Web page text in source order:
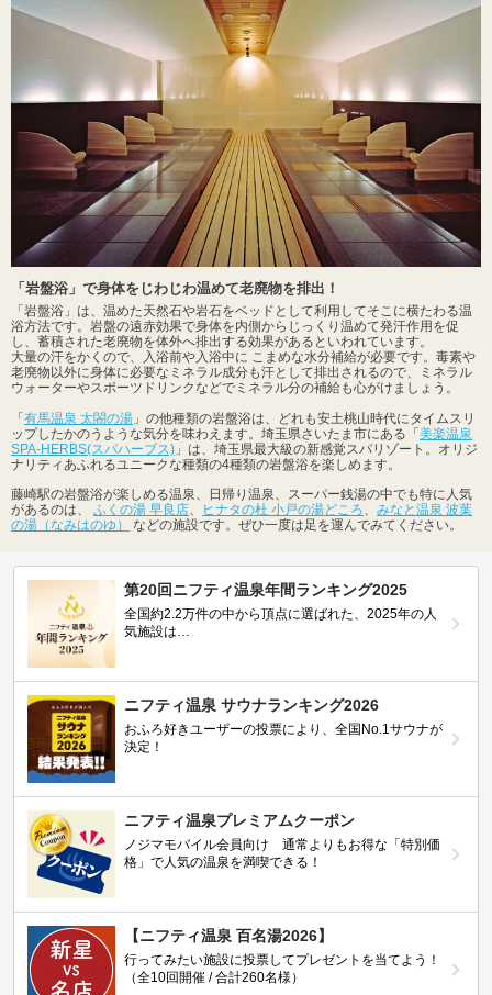
「岩盤浴」で身体をじわじわ温めて老廃物を排出！
「岩盤浴」は、温めた天然石や岩石をベッドとして利用してそこに横たわる温
浴方法です。岩盤の遠赤効果で身体を内側からじっくり温めて発汗作用を促
し、蓄積された老廃物を体外へ排出する効果があるといわれています。
大量の汗をかくので、入浴前や入浴中に こまめな水分補給が必要です。毒素や
老廃物以外に身体に必要なミネラル成分も汗として排出されるので、ミネラル
ウォーターやスポーツドリンクなどでミネラル分の補給も心がけましょう。
「 有馬温泉 太閤の湯 」の他種類の岩盤浴は、どれも安土桃山時代にタイムスリ
ップしたかのうような気分を味わえます。埼玉県さいたま市にある「 美楽温泉
SPA-HERBS(スパハーブス) 」は、埼玉県最大級の新感覚スパリゾート。オリジ
ナリティあふれるユニークな種類の4種類の岩盤浴を楽しめます。
藤崎駅の岩盤浴が楽しめる温泉、日帰り温泉、スーパー銭湯の中でも特に人気
があるのは、 ふくの湯 早良店、 ヒナタの杜 小戸の湯どころ、 みなと温泉 波葉
の湯（なみはのゆ）
などの施設です。ぜひ一度は足を運んでみてください。
第20回ニフティ温泉年間ランキング2025
全国約2.2万件の中から頂点に選ばれた、2025年の人
気施設は…
ニフティ温泉 サウナランキング2026
おふろ好きユーザーの投票により、全国No.1サウナが
決定！
ニフティ温泉プレミアムクーポン
ノジマモバイル会員向け 通常よりもお得な「特別価
格」で人気の温泉を満喫できる！
【ニフティ温泉 百名湯2026】
行ってみたい施設に投票してプレゼントを当てよう！
（全10回開催 / 合計260名様）